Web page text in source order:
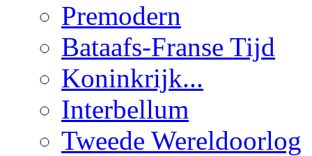
Premodern
Bataafs-Franse Tijd
Koninkrijk...
Interbellum
Tweede Wereldoorlog